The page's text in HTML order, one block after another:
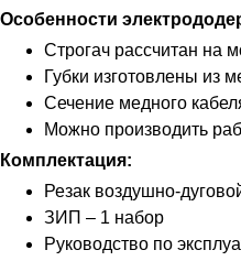
Особенности
Строгач рассчитан на
Губки изготовлены из
Сечение медного
Можно производить
Комплектация:
Резак воздушно-
ЗИП – 1 набор
Руководство по